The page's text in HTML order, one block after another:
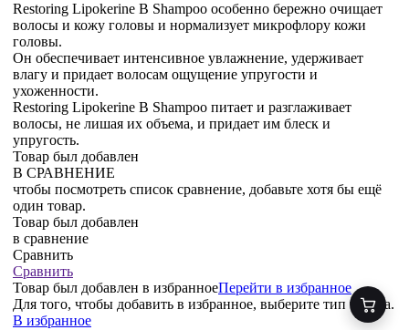
Restoring Lipokerine B Shampoo особенно бережно очищает
волосы и кожу головы и нормализует микрофлору кожи
головы.
Он обеспечивает интенсивное увлажнение, удерживает
влагу и придает волосам ощущение упругости и
ухоженности.
Restoring Lipokerine B Shampoo питает и разглаживает
волосы, не лишая их объема, и придает им блеск и
упругость.
Товар был добавлен
В СРАВНЕНИЕ
чтобы посмотреть список сравнение, добавьте хотя бы ещё
один товар.
Товар был добавлен
в сравнение
Сравнить
Сравнить
Товар был добавлен в избранноеПерейти в избранное
Для того, чтобы добавить в избранное, выберите тип товара.
В избранное